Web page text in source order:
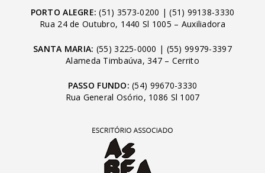
PORTO ALEGRE: (51) 3573-0200 |(51) 99138-3330
Rua 24 de Outubro, 1440 Sl 1005 – Auxiliadora
SANTA MARIA: (55) 3225-0000 | (55) 99979-3397
Alameda Timbaúva, 347 – Cerrito
PASSO FUNDO: (54) 99670-3330
Rua General Osório, 1086 Sl 1007